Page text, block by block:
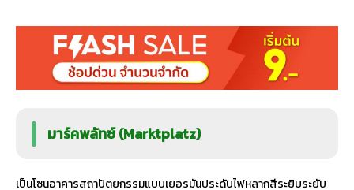
มาร์คพลัทซ์ (Marktplatz)
เป็นโซนอาคารสถาปัตยกรรมแบบเยอรมันประดับไฟหลากสีระยิบระยับ